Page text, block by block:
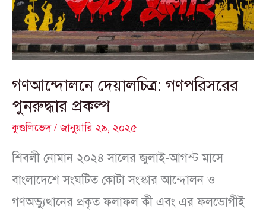
গণআন্দোলনে দেয়ালচিত্র: গণপরিসরের
পুনরুদ্ধার প্রকল্প
কুণ্ডলিভেদ/জানুয়ারি ২৯, ২০২৫
শিবলী নোমান ২০২৪ সালের জুলাই-আগস্ট মাসে
বাংলাদেশে সংঘটিত কোটা সংস্কার আন্দোলন ও
গণঅভ্যুত্থানের প্রকৃত ফলাফল কী এবং এর ফলভোগীই